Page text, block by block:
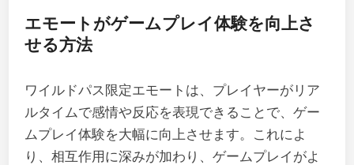
エモートがゲームプレイ体験を向上さ
せる方法
ワイルドパス限定エモートは、プレイヤーがリア
ルタイムで感情や反応を表現できることで、ゲー
ムプレイ体験を大幅に向上させます。これによ
り、相互作用に深みが加わり、ゲームプレイがよ